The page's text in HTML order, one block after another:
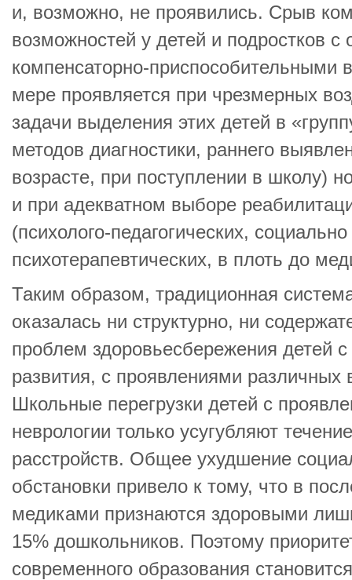
и, возможно, не проявились. Срыв
возможностей у детей и подростков с
компенсаторно-приспособительными
мере проявляется при чрезмерных
задачи выделения этих детей в
методов диагностики, раннего
возрасте, при поступлении в школу)
и при адекватном выборе
(психолого-педагогических,
психотерапевтических, в плоть до
Таким образом, традиционная
оказалась ни структурно, ни
проблем здоровьесбережения детей
развития, с проявлениями различных
Школьные перегрузки детей с
неврологии только усугубляют
расстройств. Общее ухудшение
обстановки привело к тому, что в
медиками признаются здоровыми
15% дошкольников. Поэтому
современного образования